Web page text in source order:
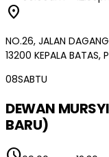
location_on
NO.26, JALAN
13200 KEPALA BATAS,
08SABTU
DEWAN
BARU)